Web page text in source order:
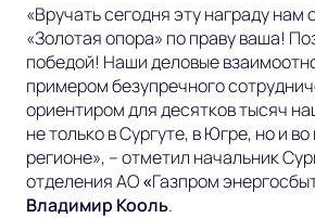
«Вручать сегодня эту награду нам
«Золотая опора» по праву ваша!
победой! Наши деловые
примером безупречного
ориентиром для десятков тысяч
не только в Сургуте, в Югре, но и
регионе», – отметил начальник
отделенияАО«Газпром
Владимир Кооль.